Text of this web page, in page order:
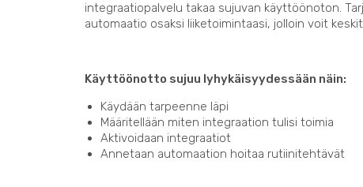
integraatiopalvelu takaa sujuvan käyttöönoton.
automaatio osaksi liiketoimintaasi, jolloin voit
Käyttöönotto sujuu lyhykäisyydessään näin:
Käydään tarpeenne läpi
Määritellään miten integraation tulisi toimia
Aktivoidaan integraatiot
Annetaan automaation hoitaa rutiinitehtävät